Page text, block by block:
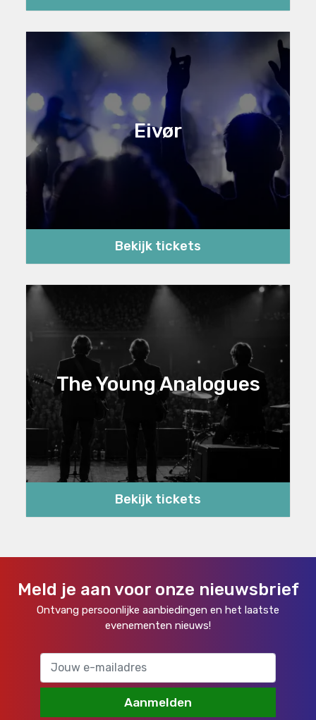
Eivør
Bekijk tickets
The Young Analogues
Bekijk tickets
Meld je aan voor onze nieuwsbrief
Ontvang persoonlijke aanbiedingen en het laatste
evenementen nieuws!
Aanmelden